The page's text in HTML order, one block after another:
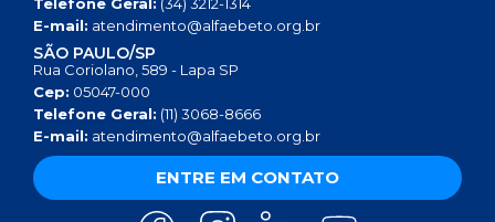
E-mail: atendimento@alfaebeto.org.br
SÃO PAULO/SP
Rua Coriolano, 589 - Lapa SP
Cep: 05047-000
Telefone Geral: (11) 3068-8666
E-mail: atendimento@alfaebeto.org.br
ENTRE EM CONTATO